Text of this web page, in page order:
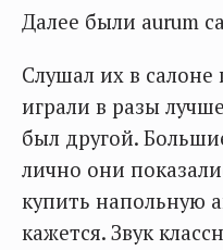
Далее были aurum
Слушал их в
играли в разы
был другой.
лично они
купить напольную
кажется. Звук